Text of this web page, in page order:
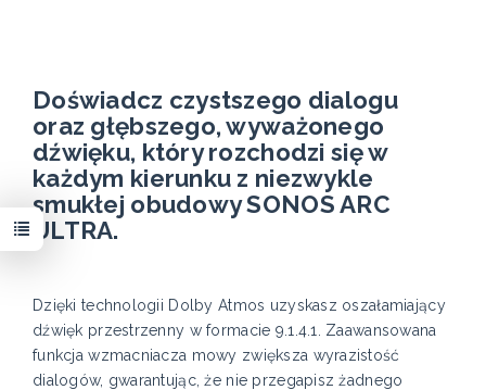
Doświadcz czystszego dialogu
oraz głębszego, wyważonego
dźwięku, który rozchodzi się w
każdym kierunku z niezwykle
smukłej obudowy SONOS ARC
ULTRA.
Dzięki technologii Dolby Atmos uzyskasz oszałamiający
dźwięk przestrzenny w formacie 9.1.4.1. Zaawansowana
funkcja wzmacniacza mowy zwiększa wyrazistość
dialogów, gwarantując, że nie przegapisz żadnego